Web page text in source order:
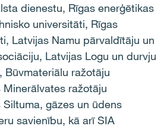
dienestu, Rīgas enerģētikas
universitāti, Rīgas
Latvijas Namu pārvaldītāju un
Latvijas Logu un durvju
Būvmateriālu ražotāju
ražotāju
gāzes un ūdens
savienību, kā arī SIA